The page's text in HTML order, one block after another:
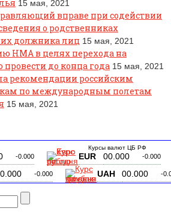
15 мая, 2021
вправе при содействии
о родственниках
должника лиц 15 мая, 2021
НМА в целях перехода на
провести до конца года 15 мая, 2021
рекомендации российским
по международным полетам
15 мая, 2021
Курсы валют ЦБ РФ
-0.000 EUR 00.000 -0.000
-0.000 UAH 00.000 -